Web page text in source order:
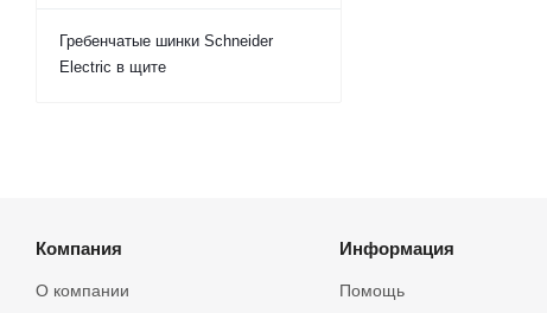
Гребенчатые шинки Schneider
Electric в щите
Компания
О компании
Информация
Помощь